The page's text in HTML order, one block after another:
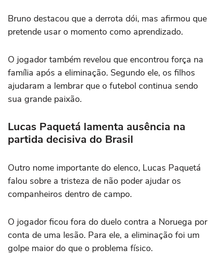
Bruno destacou que a derrota dói, mas afirmou que
pretende usar o momento como aprendizado.
O jogador também revelou que encontrou força na
família após a eliminação. Segundo ele, os filhos
ajudaram a lembrar que o futebol continua sendo
sua grande paixão.
Lucas Paquetá lamenta ausência na
partida decisiva do Brasil
Outro nome importante do elenco, Lucas Paquetá
falou sobre a tristeza de não poder ajudar os
companheiros dentro de campo.
O jogador ficou fora do duelo contra a Noruega por
conta de uma lesão. Para ele, a eliminação foi um
golpe maior do que o problema físico.